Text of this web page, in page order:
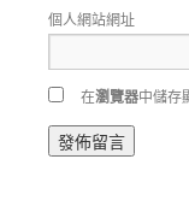
個人網站網址
在瀏覽器中儲存